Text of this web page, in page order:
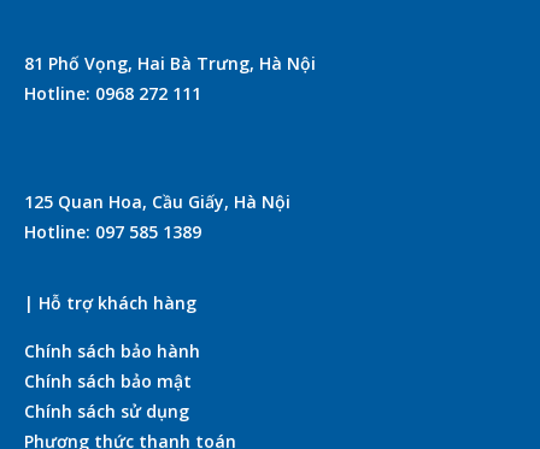
81 Phố Vọng, Hai Bà Trưng, Hà Nội
Hotline: 0968 272 111
125 Quan Hoa, Cầu Giấy, Hà Nội
Hotline: 097 585 1389
| Hỗ trợ khách hàng
Chính sách bảo hành
Chính sách bảo mật
Chính sách sử dụng
Phương thức thanh toán